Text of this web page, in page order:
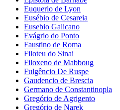
Euquerio de Lyon
Eusébio de Cesareia
Eusebio Galicano
Evágrio do Ponto
Faustino de Roma
Filoteu do Sinai
Filoxeno de Mabboug
Fulgêncio De Ruspe
Gaudencio de Brescia
Germano de Constantinopla
Gregório de Agrigento
Gregório de Narek